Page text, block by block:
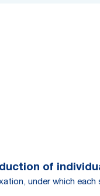
of
under which